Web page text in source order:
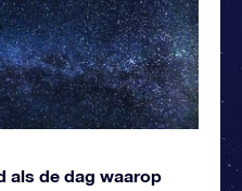
als de dag waarop